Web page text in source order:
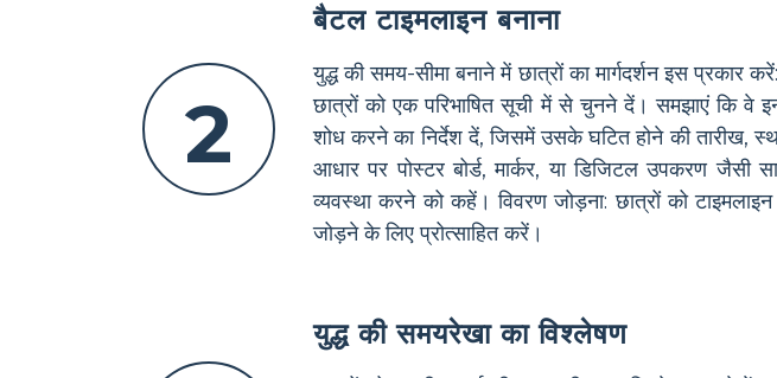
2
बैटल टाइमलाइन बनाना
युद्ध की समय-सीमा बनाने में छात्रों का मार्गदर्शन इस
छात्रों को एक परिभाषित सूची में से चुनने दें। समझाएं कि वे
शोध करने का निर्देश दें, जिसमें उसके घटित होने की तारीख,
आधार पर पोस्टर बोर्ड, मार्कर, या डिजिटल उपकरण जैसी
व्यवस्था करने को कहें। विवरण जोड़ना: छात्रों को
जोड़ने के लिए प्रोत्साहित करें।
युद्ध की समयरेखा का विश्लेषण